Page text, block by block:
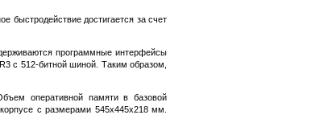
быстродействие достигается за счет
программные интерфейсы
с 512-битной шиной. Таким образом,
оперативной памяти в базовой
с размерами 545х445х218 мм.